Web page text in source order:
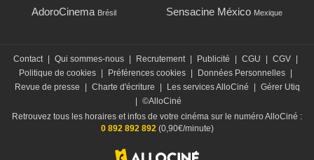
AdoroCinema Brésil Sensacine México Mexique
Contact | Qui sommes-nous | Recrutement | Publicité | CGU | CGV |
Politique de cookies | Préférences cookies | Données Personnelles |
Revue de presse
| Charte d'écriture | Les services AlloCiné | Gérer Utiq
| ©AlloCiné
Retrouvez tous les horaires et infos de votre cinéma sur le numéro AlloCiné :
0 892 892 892(0,90€/minute)